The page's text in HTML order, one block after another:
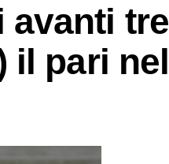
avanti tre
il pari nel